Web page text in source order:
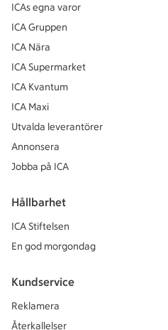
ICAs egna varor
ICA Gruppen
ICA Nära
ICA Supermarket
ICA Kvantum
ICA Maxi
Utvalda leverantörer
Annonsera
Jobba på ICA
Hållbarhet
ICA Stiftelsen
En god morgondag
Kundservice
Reklamera
Återkallelser